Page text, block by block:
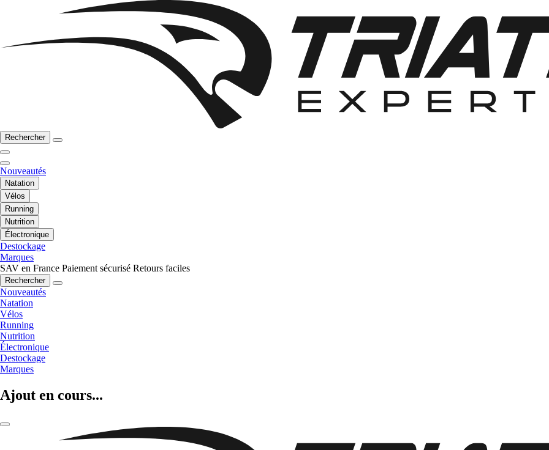
Rechercher
Nouveautés
Natation
Vélos
Running
Nutrition
Électronique
Destockage
Marques
SAV en France Paiement sécurisé Retours faciles
Rechercher
Nouveautés
Natation
Vélos
Running
Nutrition
Électronique
Destockage
Marques
Ajout en cours...